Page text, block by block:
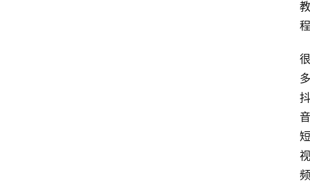
很
多
抖
音
短
视
频